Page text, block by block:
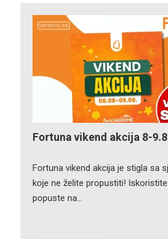
Fortuna vikend akcija 8-
Fortuna vikend akcija je stigla sa
koje ne želite propustiti!
popuste na…